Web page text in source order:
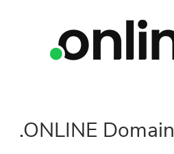
.ONLINE Domain